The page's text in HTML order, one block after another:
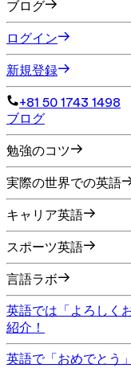
ブログ
ログイン
新規登録
+81 50 1743 1498
ブログ
勉強のコツ
実際の世界での英語
キャリア英語
スポーツ英語
言語ラボ
英語では「よろしく
紹介！
英語で「おめでとう